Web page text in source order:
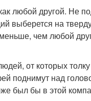
любой другой. Не
выберется на
чем любой
от которых
поднимут над
был бы в этой